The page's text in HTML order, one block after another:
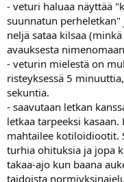
- veturi haluaa näyttää
suunnatun perheletkan"
neljä sataa kilsaa
avauksesta
- veturin mielestä on
risteyksessä 5
sekuntia.
- saavutaan letkan
letkaa tarpeeksi
mahtailee kotiloidiootit.
turhia ohituksia ja jopa
takaa-ajo kun baana
taidoista